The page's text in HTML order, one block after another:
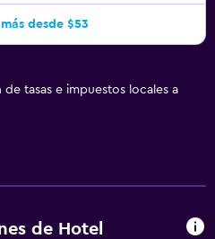
desde $53
tasas e impuestos locales a
de Hotel